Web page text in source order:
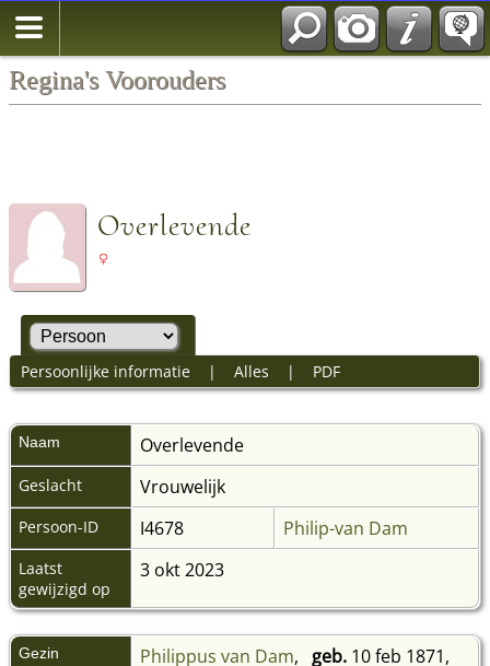
Regina's Voorouders
Overlevende
Persoonlijke informatie| Alles | PDF
Naam Overlevende
Geslacht Vrouwelijk
Persoon-ID I4678 Philip-van Dam
Laatst
gewijzigd op
3 okt 2023
Gezin Philippus van Dam, geb. 10 feb 1871,